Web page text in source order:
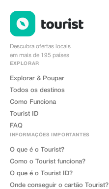
Descubra ofertas locais
em mais de 195 países
EXPLORAR
Explorar & Poupar
Todos os destinos
Como Funciona
Tourist ID
FAQ
INFORMAÇÕES IMPORTANTES
O que é o Tourist?
Como o Tourist funciona?
O que é o Tourist ID?
Onde conseguir o cartão Tourist?